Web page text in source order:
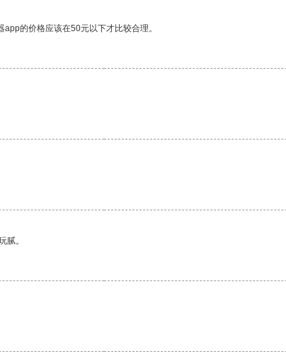
的价格应该在50元以下才比较合理。
腻。